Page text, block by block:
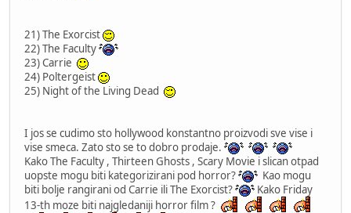
21) The Exorcist
22) The Faculty
23) Carrie
24) Poltergeist
25) Night of the Living Dead
I jos se cudimo sto hollywood konstantno proizvodi sve vise i
vise smeca. Zato sto se to dobro prodaje.
Kako The Faculty , Thirteen Ghosts , Scary Movie i slican otpad
uopste mogu biti kategorizirani pod horror?
Kao mogu
biti bolje rangirani od Carrie ili The Exorcist?
Kako Friday
13-th moze biti najgledaniji horror film ?